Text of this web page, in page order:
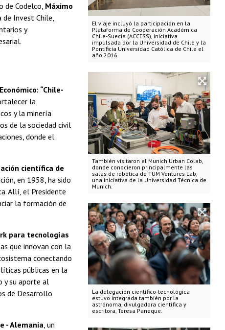
El viaje incluyó la participación en la
Plataforma de Cooperación Académica
Chile-Suecia (ACCESS), iniciativa
impulsada por la Universidad de Chile y la
Pontificia Universidad Católica de Chile el
año 2016.
También visitaron el Munich Urban Colab,
donde conocieron principalmente las
salas de robótica de TUM Ventures Lab,
una iniciativa de la Universidad Técnica de
Munich.
La delegación científico-tecnológica
estuvo integrada también por la
astrónoma, divulgadora científica y
escritora, Teresa Paneque.
Codelco, Máximo
Invest Chile,
y
“Chile-
la
y la minería
de la sociedad civil
donde el
científica de
en 1958, ha sido
Allí, el Presidente
la formación de
para tecnologías
que innovan con la
conectando
públicas en la
y su aporte al
de Desarrollo
- Alemania , un